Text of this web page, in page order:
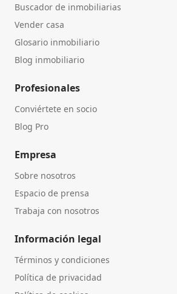
Buscador de inmobiliarias
Vender casa
Glosario inmobiliario
Blog inmobiliario
Profesionales
Conviértete en socio
Blog Pro
Empresa
Sobre nosotros
Espacio de prensa
Trabaja con nosotros
Información legal
Términos y condiciones
Política de privacidad